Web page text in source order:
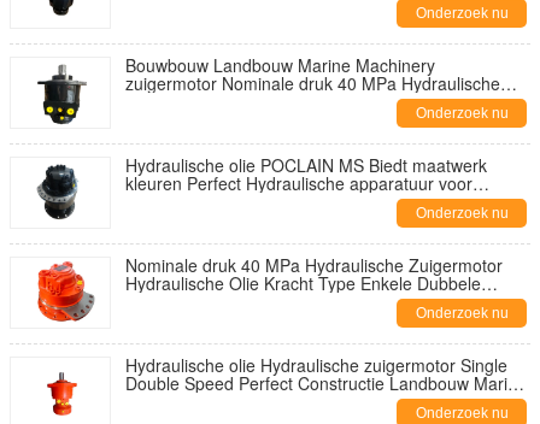
Onderzoek nu
Bouwbouw Landbouw Marine Machinery
zuigermotor Nominale druk 40 MPa Hydraulische
motor Geschikt voor verschillende machinesOnderzoek nu
Hydraulische olie POCLAIN MS Biedt maatwerk
kleuren Perfect Hydraulische apparatuur voor
Onderzoek nu
Nominale druk 40 MPa Hydraulische Zuigermotor
Hydraulische Olie Kracht Type Enkele Dubbele
Onderzoek nu
Hydraulische olie Hydraulische zuigermotor Single
Double Speed Perfect Constructie Landbouw Marine
Onderzoek nu